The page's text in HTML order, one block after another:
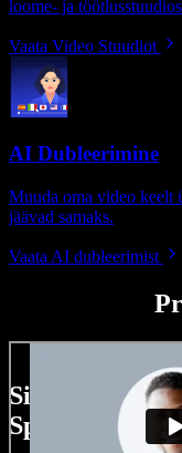
loome- ja
Vaata Video Stuudiot
AI Dubleerimine
Muuda oma video keelt
jäävad samaks.
Vaata AI dubleerimist
Siin on vaid
Speechify